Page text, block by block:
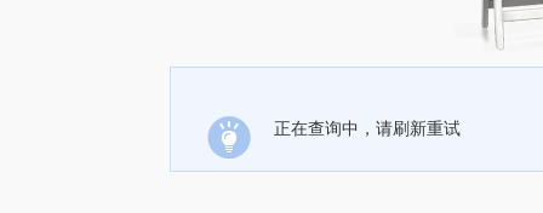
正在查询中，请刷新重试